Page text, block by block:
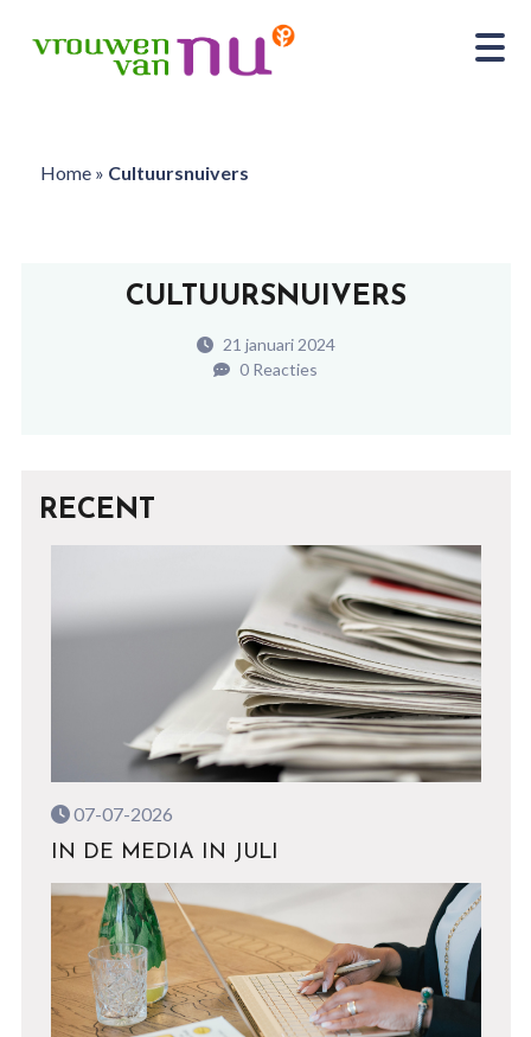
Home» Cultuursnuivers
CULTUURSNUIVERS
21 januari 2024
0 Reacties
RECENT
07-07-2026
IN DE MEDIA IN JULI